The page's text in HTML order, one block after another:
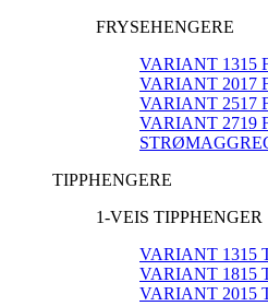
FRYSEHENGERE
VARIANT 1315
VARIANT 2017
VARIANT 2517
VARIANT 2719
TIPPHENGERE
1-VEIS TIPPHENGER
VARIANT 1315
VARIANT 1815
VARIANT 2015